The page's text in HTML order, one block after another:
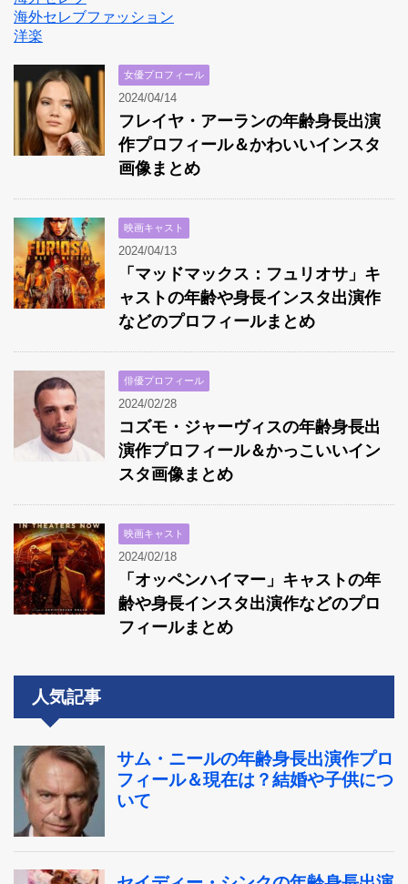
海外セレブファッション
洋楽
女優プロフィール
2024/04/14
フレイヤ・アーランの年齢身長出演
作プロフィール＆かわいいインスタ
画像まとめ
映画キャスト
2024/04/13
「マッドマックス：フュリオサ」キ
ャストの年齢や身長インスタ出演作
などのプロフィールまとめ
俳優プロフィール
2024/02/28
コズモ・ジャーヴィスの年齢身長出
演作プロフィール＆かっこいいイン
スタ画像まとめ
映画キャスト
2024/02/18
「オッペンハイマー」キャストの年
齢や身長インスタ出演作などのプロ
フィールまとめ
人気記事